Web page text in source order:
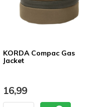
KORDA Compac Gas
Jacket
16,99